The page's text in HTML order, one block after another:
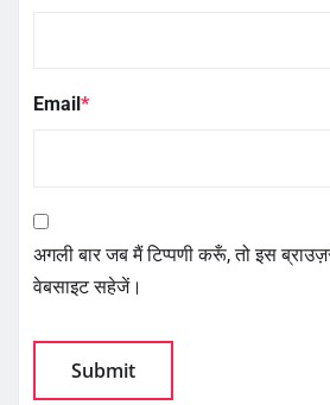
Email *
अगली बार जब मैं टिप्पणी करूँ, तो इस
वेबसाइट सहेजें।